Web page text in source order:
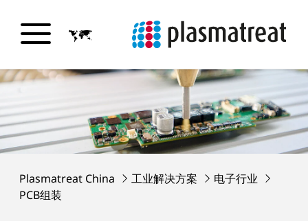
Plasmatreat China 工业解决方案
电子行业
PCB组装